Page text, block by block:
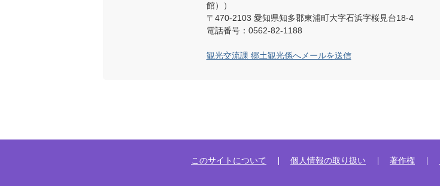
館））
〒470-2103 愛知県知多郡東浦町大字石浜字桜見台18-4
電話番号：0562-82-1188
観光交流課 郷土観光係へメールを送信
このサイトについて 個人情報の取り扱い 著作権